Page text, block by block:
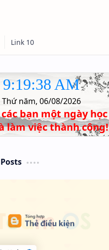
9:19:39 AM
Thứ năm, 06/08/2026
bạn một ngày học
làm việc thành công!